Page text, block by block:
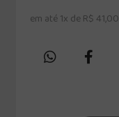
em até 1x de R$ 41,00